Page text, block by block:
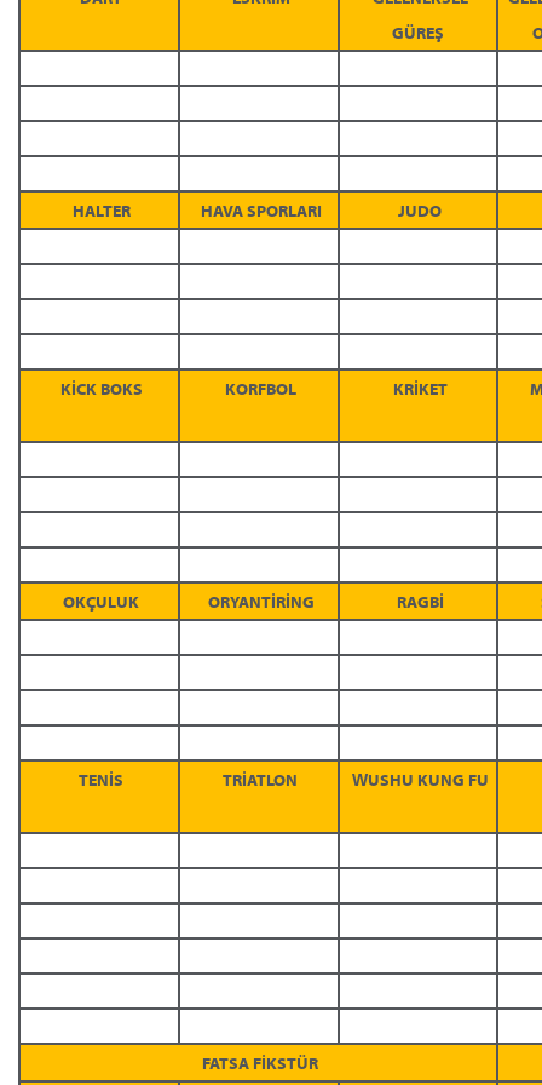
GÜREŞ
HALTER HAVA SPORLARI JUDO
KİCK BOKS KORFBOL KRİKET
OKÇULUK ORYANTİRİNG RAGBİ
TENİS TRİATLON WUSHU KUNG FU
FATSA FİKSTÜR